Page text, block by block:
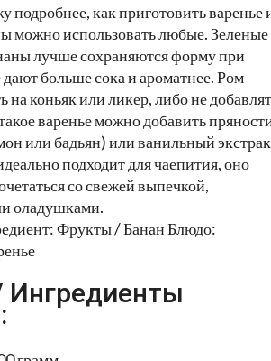
подробнее, как приготовить варенье
можно использовать любые. Зеленые
лучше сохраняются форму при
дают больше сока и ароматнее. Ром
на коньяк или ликер, либо не
варенье можно добавить
или бадьян) или ванильный
подходит для чаепития, оно
со свежей выпечкой,
оладушками.
Фрукты / Банан Блюдо:
Ингредиенты